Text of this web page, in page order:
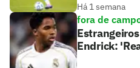
Há 1 semana
fora de
Endrick: